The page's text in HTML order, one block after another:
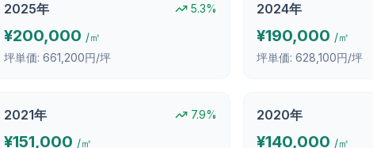
2025年 5.3%
¥200,000 /㎡
坪単価: 661,200円/坪
2024年
¥190,000 /㎡
坪単価: 628,100円/坪
2021年 7.9%
¥151,000 /㎡
2020年
¥140,000 /㎡